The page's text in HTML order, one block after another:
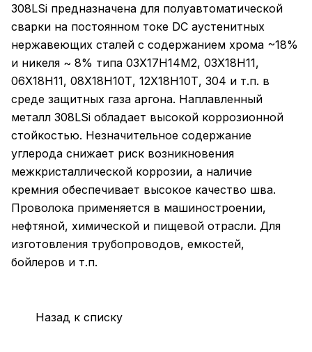
308LSi предназначена для полуавтоматической
сварки на постоянном токе DC аустенитных
нержавеющих сталей c содержанием хрома ~18%
и никеля ~ 8% типа 03Х17Н14М2, 03Х18Н11,
06Х18Н11, 08Х18Н10Т, 12Х18Н10Т, 304 и т.п. в
среде защитных газа аргона. Наплавленный
металл 308LSi обладает высокой коррозионной
стойкостью. Незначительное содержание
углерода снижает риск возникновения
межкристаллической коррозии, а наличие
кремния обеспечивает высокое качество шва.
Проволока применяется в машиностроении,
нефтяной, химической и пищевой отрасли. Для
изготовления трубопроводов, емкостей,
бойлеров и т.п.
Назад к списку